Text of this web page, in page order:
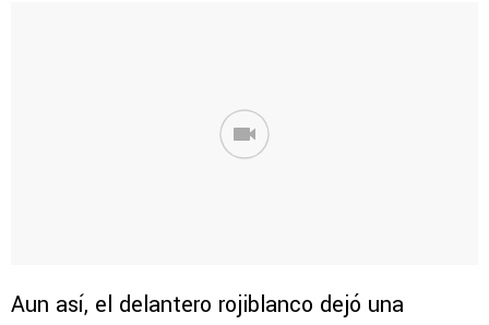
Aun así, el delantero rojiblanco dejó una